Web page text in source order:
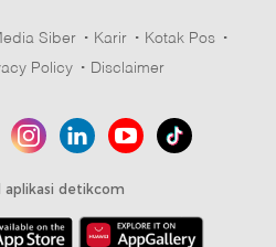
Siber Karir
Kotak Pos
Policy Disclaimer
aplikasi detikcom